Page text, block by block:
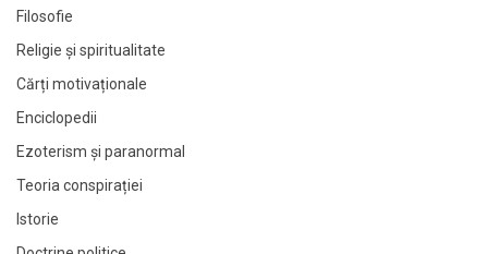
Filosofie
Religie și spiritualitate
Cărți motivaționale
Enciclopedii
Ezoterism și paranormal
Teoria conspirației
Istorie